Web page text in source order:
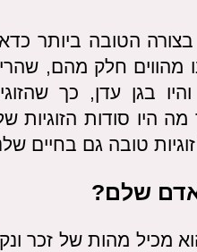
בצורה הטובה ביותר
מהווים חלק מהם,
בגן עדן, כך
היו סודות הזוגיות
טובה גם בחיים
שלם?
מכיל מהות של זכר